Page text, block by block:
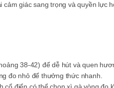
giác sang trọng và quyền lực
38-42) để dễ hút và quen
đo nhỏ để thưởng thức nhanh.